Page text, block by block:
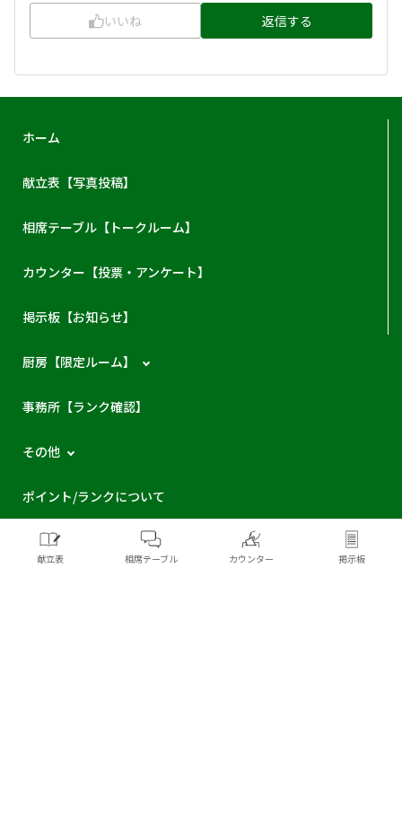
いいね 返信する
ホーム
献立表【写真投稿】
相席テーブル【トークルーム】
カウンター【投票・アンケート】
掲示板【お知らせ】
厨房【限定ルーム】
事務所【ランク確認】
その他
ポイント/ランクについて
献立表 相席テーブル カウンター 掲示板